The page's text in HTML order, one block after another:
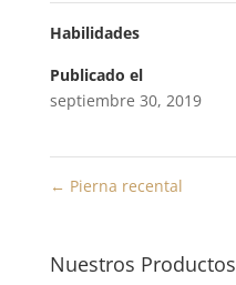
Habilidades
Publicado el
septiembre 30, 2019
← Pierna recental
Nuestros Productos